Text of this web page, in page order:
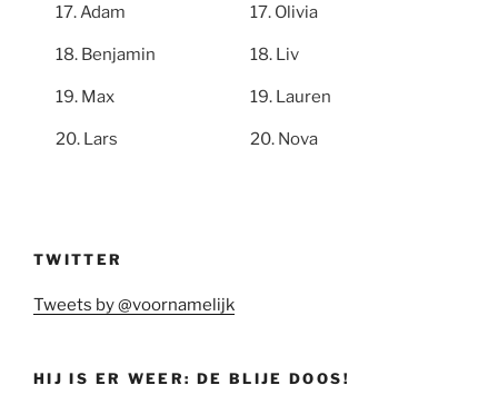
Adam
Benjamin
Max
Lars
Olivia
Liv
Lauren
Nova
TWITTER
Tweets by @voornamelijk
HIJ IS ER WEER: DE BLIJE DOOS!